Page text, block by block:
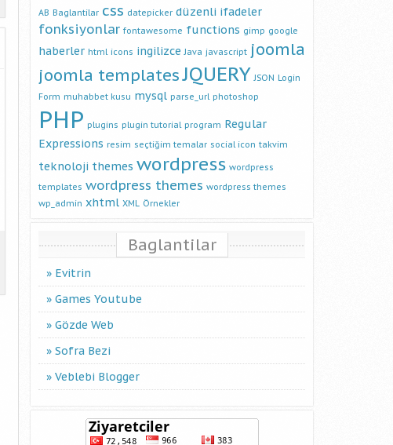
AB Baglantilar css datepicker düzenli ifadeler
fonksiyonlar fontawesome functions gimp google
haberler html icons ingilizce Java javascript joomla
joomla templatesJQUERY JSON Login
Form muhabbet kusu mysql parse_url photoshop
PHP plugins plugin tutorial program Regular
Expressions resim seçtiğim temalar social icon takvim
teknoloji themes wordpress wordpress
templates wordpress themes wordpress themes
wp_admin xhtml XML Örnekler
Baglantilar
Evitrin
Games Youtube
Gözde Web
Sofra Bezi
Veblebi Blogger